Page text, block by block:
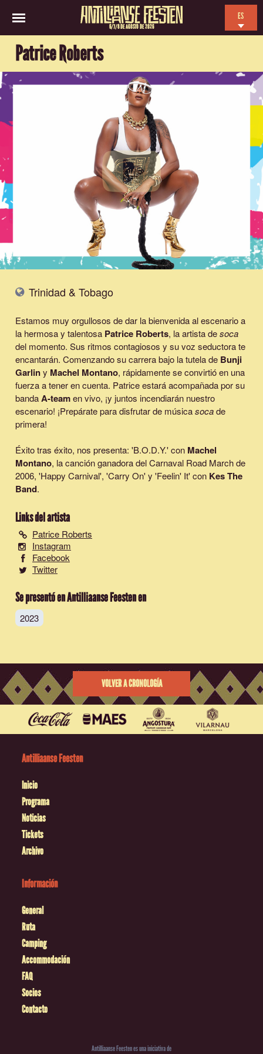
6/7/8 DE AGOSTO DE 2026
ES
FR
Patrice Roberts
Trinidad & Tobago
Estamos muy orgullosos de dar la bienvenida al escenario a
la hermosa y talentosa Patrice Roberts, la artista desoca
del momento. Sus ritmos contagiosos y su voz seductora te
encantarán. Comenzando su carrera bajo la tutela de Bunji
Garliny Machel Montano, rápidamente se convirtió en una
fuerza a tener en cuenta. Patrice estará acompañada por su
bandaA-teamen vivo, ¡y juntos incendiarán nuestro
escenario! ¡Prepárate para disfrutar de músicasocade
primera!
Éxito tras éxito, nos presenta: 'B.O.D.Y.' con Machel
Montano, la canción ganadora del Carnaval Road March de
2006, 'Happy Carnival', 'Carry On' y 'Feelin' It' con Kes The
Band.
Links del artista
Patrice Roberts
Instagram
Facebook
Twitter
Se presentó en Antilliaanse Feesten en
2023
VOLVER A CRONOLOGÍA
Antilliaanse Feesten
Inicio
Programa
Noticias
Tickets
Archivo
Información
General
Ruta
Camping
Accommodación
FAQ
Socios
Contacto
Antilliaanse Feesten es una iniciativa de